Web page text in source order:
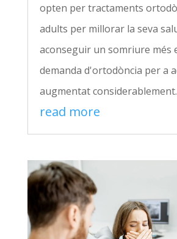
opten per tractaments
adults per millorar la seva
aconseguir un somriure més
demanda d'ortodòncia per a
augmentat
read more